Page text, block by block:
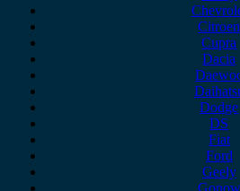
Citroen
Cupra
Dacia
Dodge
DS
Fiat
Ford
Geely
Gonow